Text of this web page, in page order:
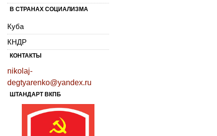
В СТРАНАХ СОЦИАЛИЗМА
Куба
КНДР
КОНТАКТЫ
nikolaj-
degtyarenko@yandex.ru
ШТАНДАРТ ВКПБ